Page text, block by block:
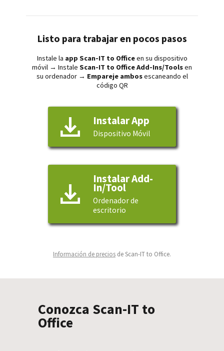
Listo para trabajar en pocos pasos
Instale la app Scan-IT to Officeen su dispositivo
móvil → Instale Scan-IT to Office Add-Ins/Toolsen
su ordenador → Empareje ambosescaneando el
código QR
Instalar App
Dispositivo Móvil
Instalar Add-
In/Tool
Ordenador de
escritorio
Información de precios de Scan-IT to Office.
Conozca Scan-IT to
Office